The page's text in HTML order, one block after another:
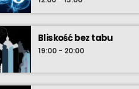
Bliskość bez tabu
19:00 - 20:00